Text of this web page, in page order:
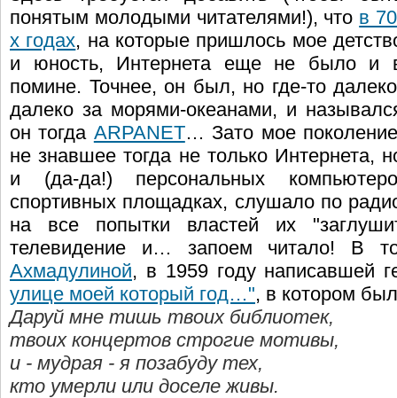
понятым молодыми читателями!), что в
х годах, на которые пришлось мое
и юность, Интернета еще не было и
помине. Точнее, он был, но где-то
далеко за морями-океанами, и
он тогда ARPANET… Зато мое
не знавшее тогда не только Интернета,
и (да-да!) персональных
спортивных площадках, слушало по
на все попытки властей их
телевидение и… запоем читало! В
Ахмадулиной, в 1959 году написавшей
улице моей который год…", в котором
Даруй мне тишь твоих библиотек,
твоих концертов строгие мотивы,
и - мудрая - я позабуду тех,
кто умерли или доселе живы.